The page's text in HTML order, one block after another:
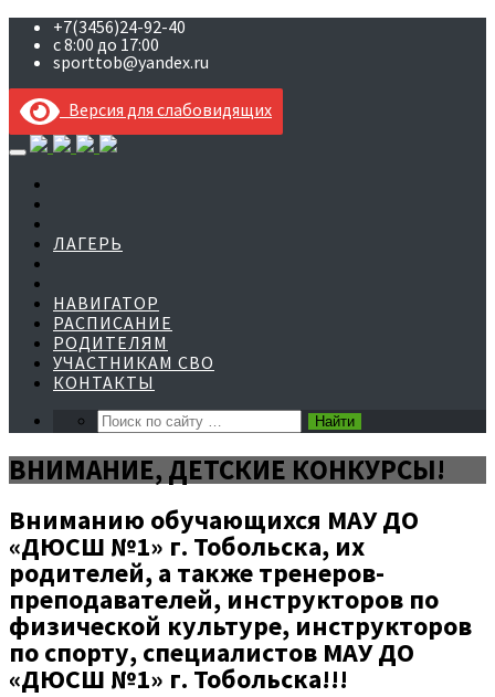
+7(3456)24-92-40
с 8:00 до 17:00
sporttob@yandex.ru
Версия для слабовидящих
Skip
to
content
ЛАГЕРЬ
НАВИГАТОР
РАСПИСАНИЕ
РОДИТЕЛЯМ
УЧАСТНИКАМ СВО
КОНТАКТЫ
ВНИМАНИЕ, ДЕТСКИЕ КОНКУРСЫ!
Вниманию обучающихся МАУ ДО
«ДЮСШ №1» г. Тобольска, их
родителей, а также тренеров-
преподавателей, инструкторов по
физической культуре, инструкторов
по спорту, специалистов МАУ ДО
«ДЮСШ №1» г. Тобольска!!!